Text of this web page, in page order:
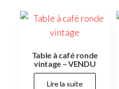
Table à café ronde
vintage – VENDU
Lire la suite